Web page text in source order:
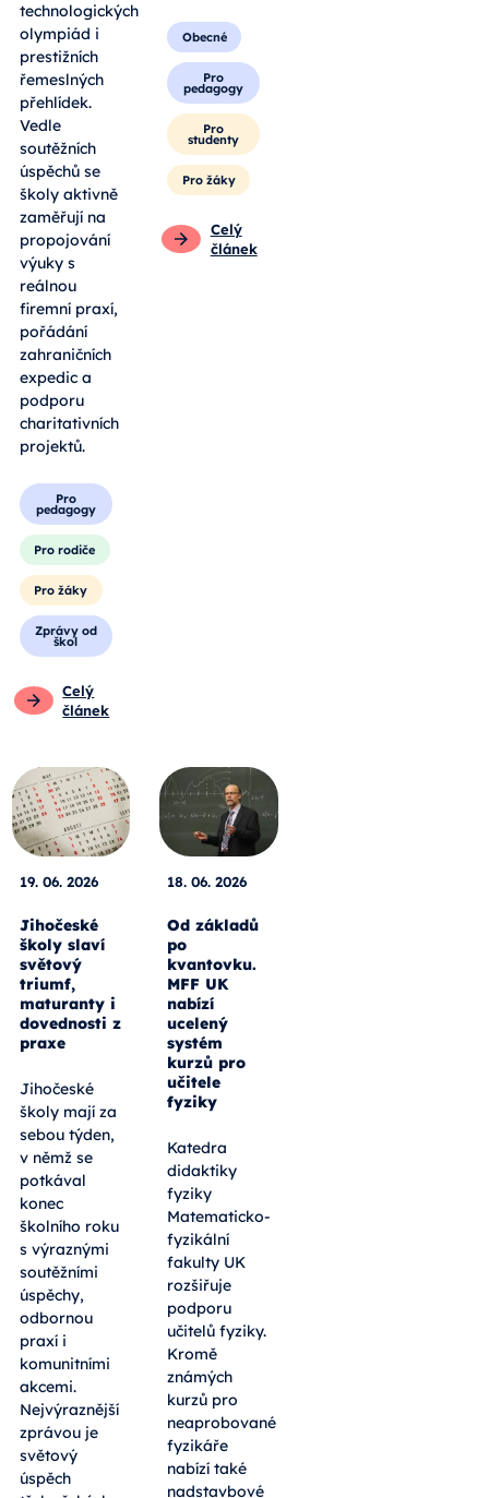
technologických
olympiád i
prestižních
řemeslných
přehlídek.
Vedle
soutěžních
úspěchů se
školy aktivně
zaměřují na
propojování
výuky s
reálnou
firemní praxí,
pořádání
zahraničních
expedic a
podporu
charitativních
projektů.
Pro
pedagogy
Pro rodiče
Pro žáky
Zprávy od
škol
Celý
článek
Obecné
Pro
pedagogy
Pro
studenty
Pro žáky
Celý
článek
19. 06. 2026
Jihočeské
školy slaví
světový
triumf,
maturanty i
dovednosti z
praxe
Jihočeské
školy mají za
sebou týden,
v němž se
potkával
konec
školního roku
s výraznými
soutěžními
úspěchy,
odbornou
praxí i
komunitními
akcemi.
Nejvýraznější
zprávou je
světový
úspěch
18. 06. 2026
Od základů
po
kvantovku.
MFF UK
nabízí
ucelený
systém
kurzů pro
učitele
fyziky
Katedra
didaktiky
fyziky
Matematicko-
fyzikální
fakulty UK
rozšiřuje
podporu
učitelů fyziky.
Kromě
známých
kurzů pro
neaprobované
fyzikáře
nabízí také
nadstavbové